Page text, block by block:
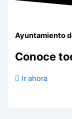
Ayuntamiento
Conoce
Ir ahora